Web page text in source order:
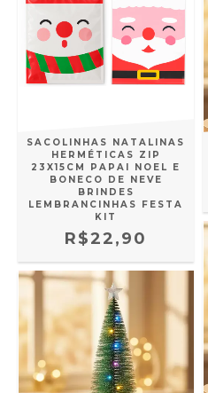
SACOLINHAS NATALINAS
HERMÉTICAS ZIP
23X15CM PAPAI NOEL E
BONECO DE NEVE
BRINDES
LEMBRANCINHAS FESTA
KIT
R$22,90